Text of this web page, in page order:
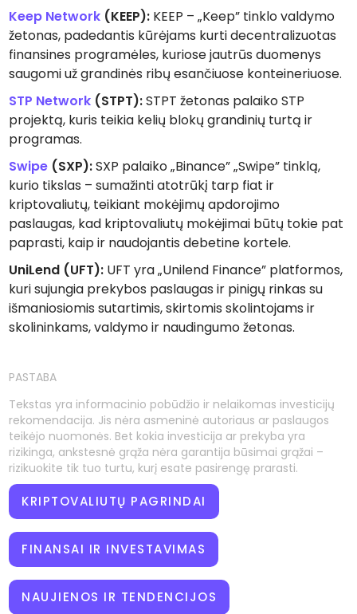
Keep Network (KEEP): KEEP – „Keep” tinklo valdymo
žetonas, padedantis kūrėjams kurti decentralizuotas
finansines programėles, kuriose jautrūs duomenys
saugomi už grandinės ribų esančiuose konteineriuose.
STP Network (STPT):STPT žetonas palaiko STP
projektą, kuris teikia kelių blokų grandinių turtą ir
programas.
Swipe (SXP):SXP palaiko „Binance” „Swipe” tinklą,
kurio tikslas – sumažinti atotrūkį tarp fiat ir
kriptovaliutų, teikiant mokėjimų apdorojimo
paslaugas, kad kriptovaliutų mokėjimai būtų tokie pat
paprasti, kaip ir naudojantis debetine kortele.
UniLend (UFT): UFT yra „Unilend Finance” platformos,
kuri sujungia prekybos paslaugas ir pinigų rinkas su
išmaniosiomis sutartimis, skirtomis skolintojams ir
skolininkams, valdymo ir naudingumo žetonas.
PASTABA
Tekstas yra informacinio pobūdžio ir nelaikomas investicijų
rekomendacija. Jis nėra asmeninė autoriaus ar paslaugos
teikėjo nuomonės. Bet kokia investicija ar prekyba yra
rizikinga, ankstesnė grąža nėra garantija būsimai grąžai –
rizikuokite tik tuo turtu, kurį esate pasirengę prarasti.
KRIPTOVALIUTŲ PAGRINDAI
FINANSAI IR INVESTAVIMAS
NAUJIENOS IR TENDENCIJOS